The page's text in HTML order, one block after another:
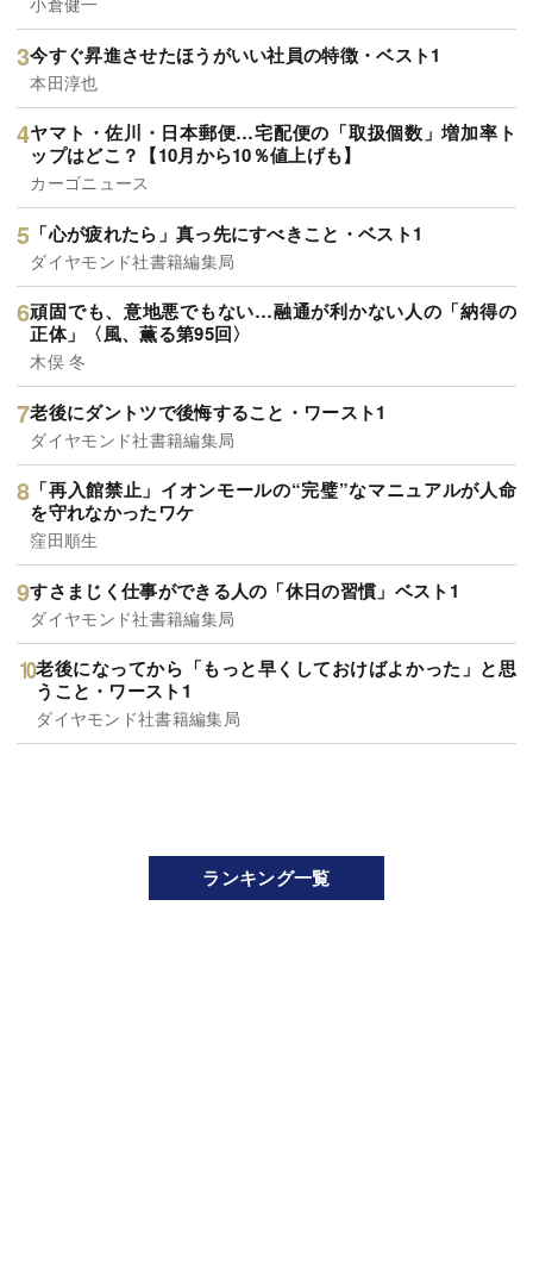
今すぐ昇進させたほうがいい社員の特徴・ベスト1
本田淳也
ヤマト・佐川・日本郵便…宅配便の「取扱個数」増加率ト
ップはどこ？【10月から10％値上げも】
カーゴニュース
「心が疲れたら」真っ先にすべきこと・ベスト1
ダイヤモンド社書籍編集局
頑固でも、意地悪でもない…融通が利かない人の「納得の
正体」〈風、薫る第95回〉
木俣 冬
老後にダントツで後悔すること・ワースト1
ダイヤモンド社書籍編集局
「再入館禁止」イオンモールの“完璧”なマニュアルが人命
を守れなかったワケ
窪田順生
すさまじく仕事ができる人の「休日の習慣」ベスト1
ダイヤモンド社書籍編集局
老後になってから「もっと早くしておけばよかった」と思
うこと・ワースト1
ダイヤモンド社書籍編集局
ランキング一覧